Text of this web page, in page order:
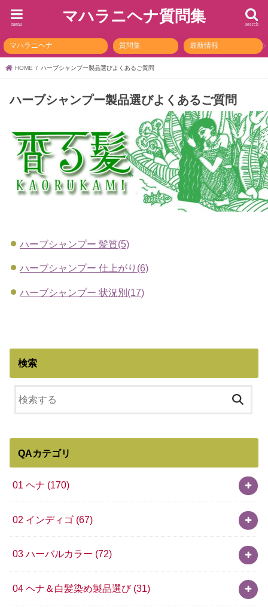
マハラニヘナ質問集 search
menu
マハラニヘナ 質問集 最新情報
HOME ハーブシャンプー製品選びよくあるご質問
ハーブシャンプー製品選びよくあるご質問
ハーブシャンプー 髪質(5)
ハーブシャンプー 仕上がり(6)
ハーブシャンプー 状況別(17)
検索
QAカテゴリ
01 ヘナ (170)
02 インディゴ (67)
03 ハーバルカラー (72)
04 ヘナ＆白髪染め製品選び (31)